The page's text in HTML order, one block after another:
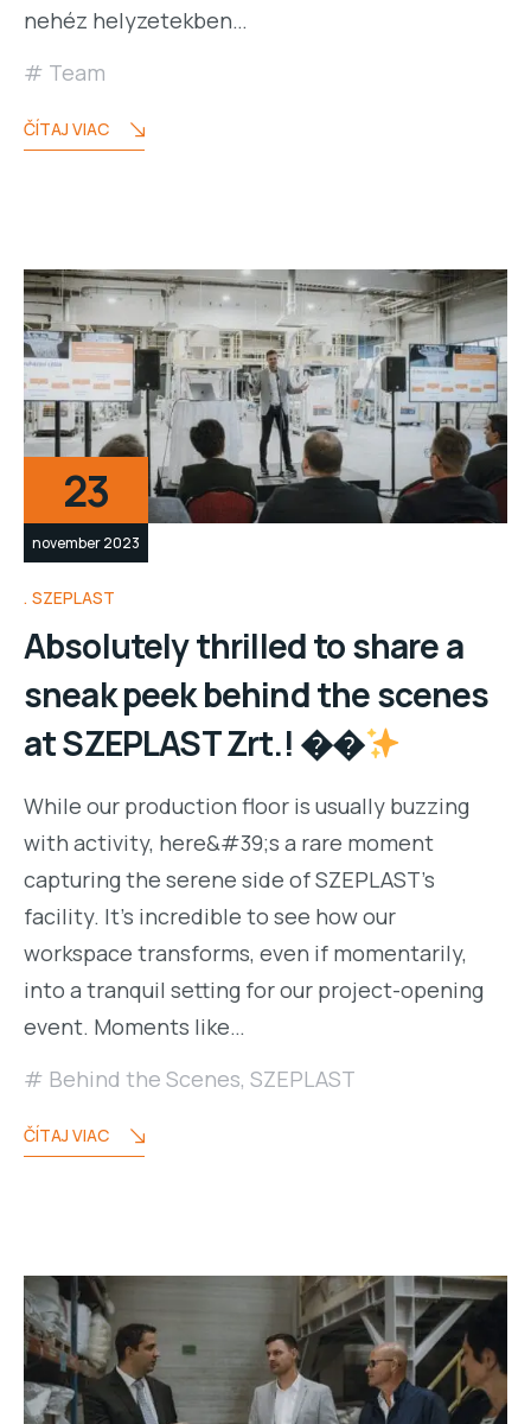
nehéz helyzetekben…
Team
ČÍTAJ VIAC
23
november 2023
SZEPLAST
Absolutely thrilled to share a
sneak peek behind the scenes
at SZEPLAST Zrt.! ��
While our production floor is usually buzzing
with activity, here&#39;s a rare moment
capturing the serene side of SZEPLAST’s
facility. It’s incredible to see how our
workspace transforms, even if momentarily,
into a tranquil setting for our project-opening
event. Moments like…
Behind the Scenes, SZEPLAST
ČÍTAJ VIAC